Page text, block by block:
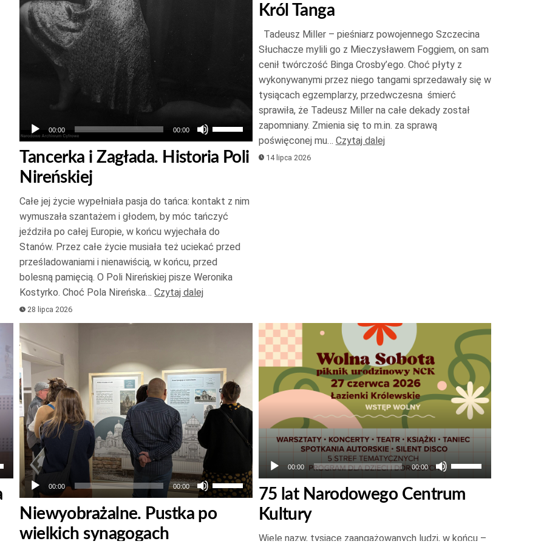
00:00 00:00
Używaj
strzałek
do
dołu
aby
zwiększyć
lub
Tancerka i Zagłada. Historia Poli
Nireńskiej
Całe jej życie wypełniała pasja do tańca: kontakt z nim
wymuszała szantażem i głodem, by móc tańczyć
jeździła po całej Europie, w końcu wyjechała do
Stanów. Przez całe życie musiała też uciekać przed
prześladowaniami i nienawiścią, w końcu, przed
bolesną pamięcią. O Poli Nireńskiej pisze Weronika
Kostyrko. Choć Pola Nireńska…Czytaj dalej
28 lipca 2026
góry
oraz
do
dołu
aby
zwiększyć
Król Tanga
Tadeusz Miller – pieśniarz powojennego Szczecina
Słuchacze mylili go z Mieczysławem Foggiem, on sam
cenił twórczość Binga Crosby’ego. Choć płyty z
wykonywanymi przez niego tangami sprzedawały się w
tysiącach egzemplarzy, przedwczesna śmierć
sprawiła, że Tadeusz Miller na całe dekady został
zapomniany. Zmienia się to m.in. za sprawą
poświęconej mu… Czytaj dalej
14 lipca 2026
Odtwarzacz
plików
dźwiękowych
00:00 00:00
Używaj
strzałek
do
Niewyobrażalne. Pustka po
wielkich synagogach
Odtwarzacz
plików
dźwiękowych
00:00 00:00
Używaj
strzałek
do
75 lat Narodowego Centrum
Kultury
Wiele nazw, tysiące zaangażowanych ludzi, w końcu –